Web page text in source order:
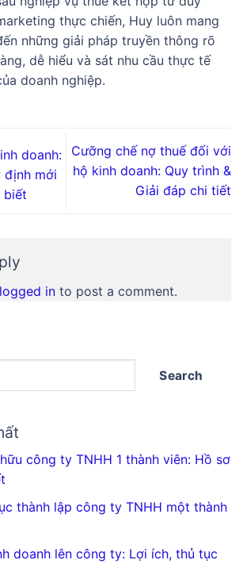
thực chiến, Huy luôn mang
những giải pháp truyền thông rõ
dễ hiểu và sát nhu cầu thực tế
doanh nghiệp.
doanh:
định mới
biết
Cưỡng chế nợ thuế đối với
hộ kinh doanh: Quy trình &
Giải đáp chi tiết
logged in to post a comment.
Search
công ty TNHH 1 thành viên: Hồ sơ
thành lập công ty TNHH một thành
doanh lên công ty: Lợi ích, thủ tục